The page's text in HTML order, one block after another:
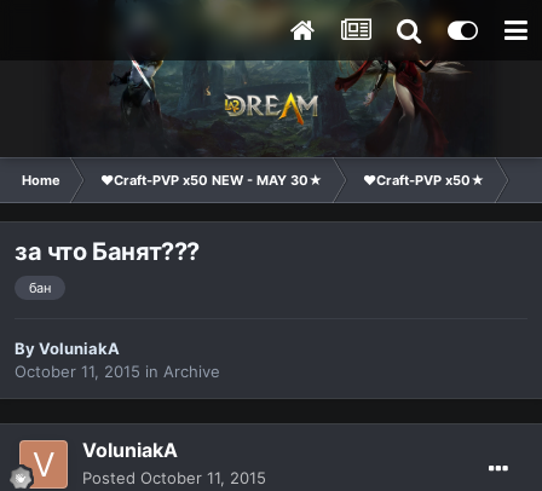
Home ❤Craft-PVP x50 NEW - MAY 30★ ❤Craft-PVP x50★
за что Банят???
бан
ByVoluniakA
October 11, 2015 in Archive
VoluniakA
Posted October 11, 2015